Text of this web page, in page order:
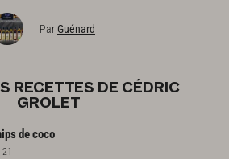
ParGuénard
RECETTES DE CÉDRIC
GROLET
decoco
21